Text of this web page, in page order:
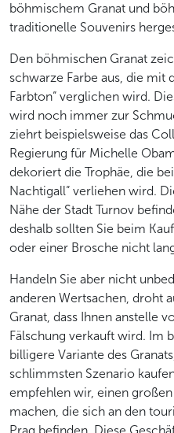
böhmischem Granat und
traditionelle Souvenirs
Den böhmischen Granat
schwarze Farbe aus, die mit
Farbton“ verglichen wird.
wird noch immer zur
ziehrt beispielsweise das
Regierung für Michelle
dekoriert die Trophäe, die
Nachtigall“ verliehen wird.
Nähe der Stadt Turnov
deshalb sollten Sie beim
oder einer Brosche nicht
Handeln Sie aber nicht
anderen Wertsachen, droht
Granat, dass Ihnen anstelle
Fälschung verkauft wird. Im
billigere Variante des
schlimmsten Szenario
empfehlen wir, einen
machen, die sich an den
Prag befinden. Diese